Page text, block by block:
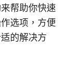
帮助你快速
选项，方便
的解决方